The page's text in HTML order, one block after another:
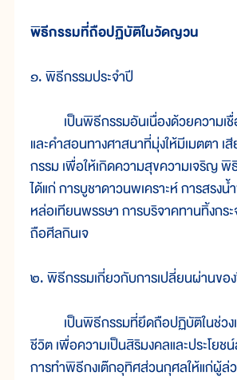
พิธีกรรมที่ถือปฏิบัติในวัดญวน
๑. พิธีกรรมประจำปี
เป็นพิธีกรรมอันเนื่องด้วยความเชื่อ
และคำสอนทางศาสนาที่มุ่งให้มีเมตตา เ
กรรม เพื่อให้เกิดความสุขความเจริญ พิ
ได้แก่ การบูชาดาวนพเคราะห์ การสรง
หล่อเทียนพรรษา การบริจาคทานทิ้งกระ
ถือศีลกินเจ
๒. พิธีกรรมเกี่ยวกับการเปลี่ยนผ่านขอ
เป็นพิธีกรรมที่ยึดถือปฏิบัติในช่วงเ
ชีวิต เพื่อความเป็นสิริมงคลและประโยช
การทำพิธีกงเต๊กอุทิศส่วนกุศลให้แก่ผู้ล่